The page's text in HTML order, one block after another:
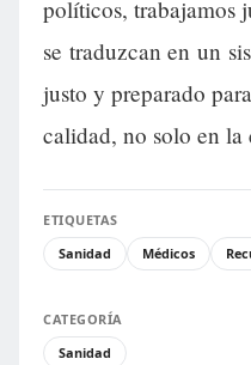
políticos, trabajamos
se traduzcan en un
justo y preparado
calidad, no solo en la
ETIQUETAS
Sanidad
Médicos
CATEGORÍA
Sanidad